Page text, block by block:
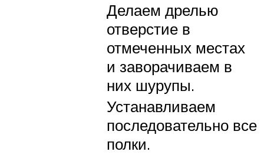
Делаем дрелью
отверстие в
отмеченных местах
и заворачиваем в
них шурупы.
Устанавливаем
последовательно все
полки.